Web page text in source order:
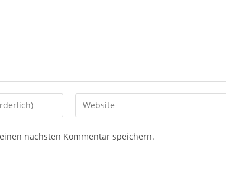
nächsten Kommentar speichern.